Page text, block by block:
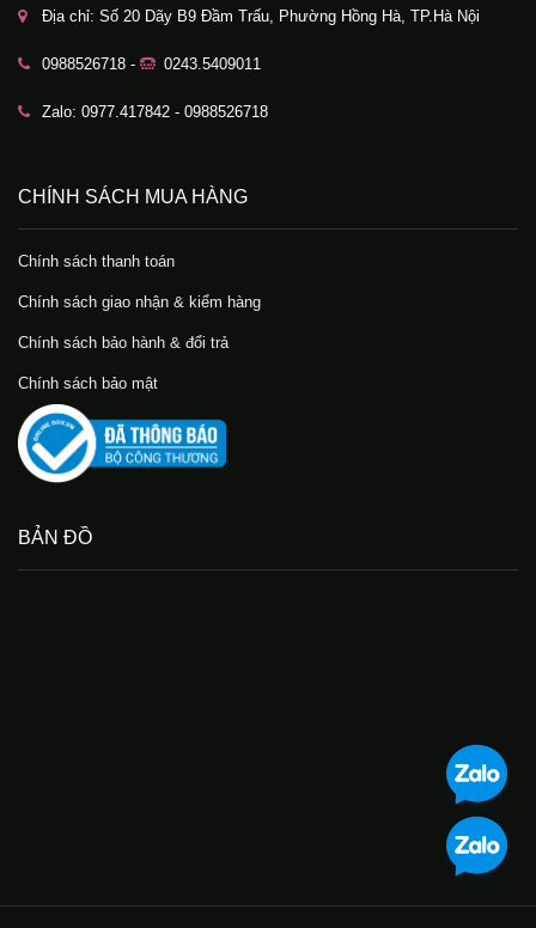
Địa chỉ: Số 20 Dãy B9 Đầm Trấu, Phường Hồng Hà, TP.Hà Nội
0988526718 - 0243.5409011
Zalo: 0977.417842 - 0988526718
CHÍNH SÁCH MUA HÀNG
Chính sách thanh toán
Chính sách giao nhận & kiểm hàng
Chính sách bảo hành & đổi trả
Chính sách bảo mật
BẢN ĐỒ